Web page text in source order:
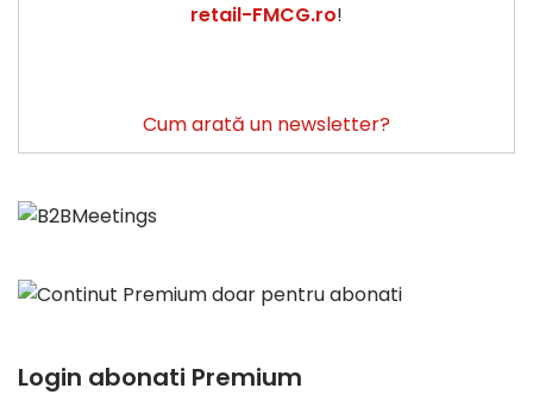
retail-FMCG.ro!
Cum arată un newsletter?
Login abonati Premium